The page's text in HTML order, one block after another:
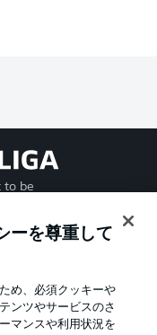
to be
ーを尊重して
め、必須クッキーや
ンツやサービスのさ
マンスや利用状況を